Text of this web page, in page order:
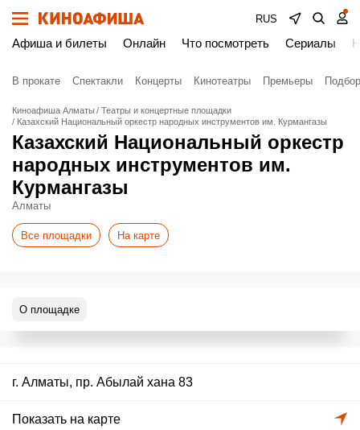
RUS
Афиша и билеты Онлайн Что посмотреть Сериалы
В прокате Спектакли Концерты Кинотеатры Премьеры
Киноафиша Алматы
Театры и концертные площадки
Казахский Национальный оркестр народных инструментов им. Курмангазы
Казахский Национальный оркестр
народных инструментов им.
Курмангазы
Алматы
Все площадки На карте
О площадке
г. Алматы, пр. Абылай хана 83
Показать на карте